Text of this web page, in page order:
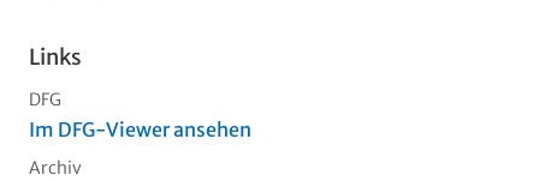
Links
DFG
Im DFG-Viewer ansehen
Archiv